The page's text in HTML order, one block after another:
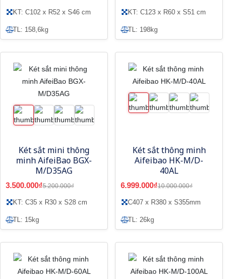
KT: C102 x R52 x S46 cm
TL: 158,6kg
KT: C123 x R60 x S51 cm
TL: 198kg
Két sắt mini thông
minh AifeiBao BGX-
M/D35AG
3.500.000₫5.200.000₫
KT: C35 x R30 x S28 cm
TL: 15kg
Két sắt thông minh
Aifeibao HK-M/D-
40AL
6.999.000₫10.000.000₫
C407 x R380 x S355mm
TL: 26kg